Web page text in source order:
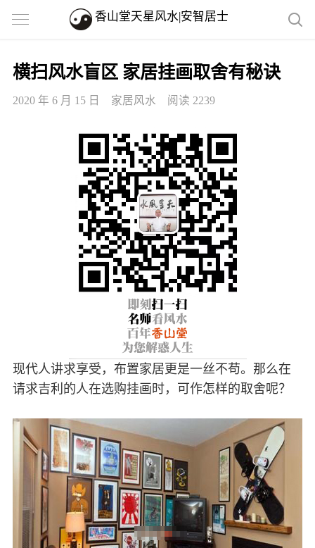
香山堂天星风水|安智居士
横扫风水盲区 家居挂画取舍有秘诀
2020 年 6 月 15 日 家居风水 阅读 2239
现代人讲求享受，布置家居更是一丝不苟。那么在
请求吉利的人在选购挂画时，可作怎样的取舍呢？